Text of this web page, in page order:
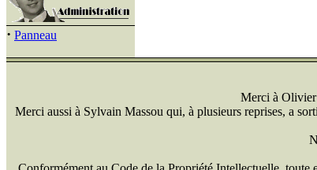
· Panneau
Merci à Olivier
Merci aussi à Sylvain Massou qui, à plusieurs reprises, a